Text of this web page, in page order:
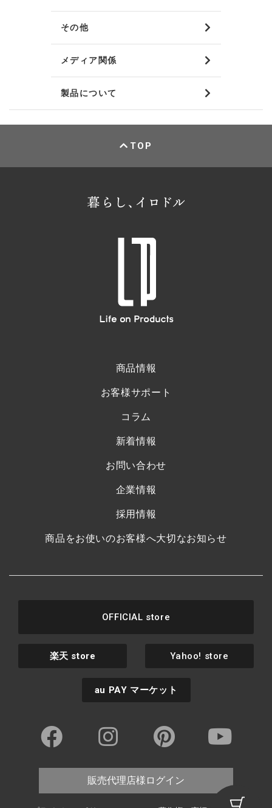
その他
メディア関係
製品について
TOP
商品情報
お客様サポート
コラム
新着情報
お問い合わせ
企業情報
採用情報
商品をお使いのお客様へ大切なお知らせ
OFFICIAL store
楽天 store Yahoo! store
au PAY マーケット
販売代理店様ログイン